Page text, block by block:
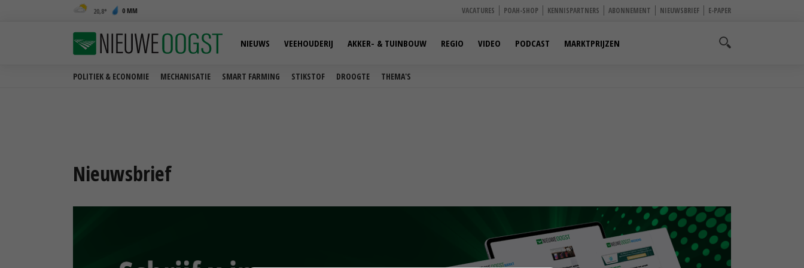
20,8 0 MM VACATURES POAH-SHOP KENNISPARTNERS ABONNEMENT NIEUWSBRIEF E-PAPER
POLITIEK & ECONOMIE MECHANISATIE SMART FARMING STIKSTOF DROOGTE THEMA'S
NIEUWS VEEHOUDERIJ AKKER- & TUINBOUW REGIO VIDEO PODCAST MARKTPRIJZEN
Nieuwsbrief